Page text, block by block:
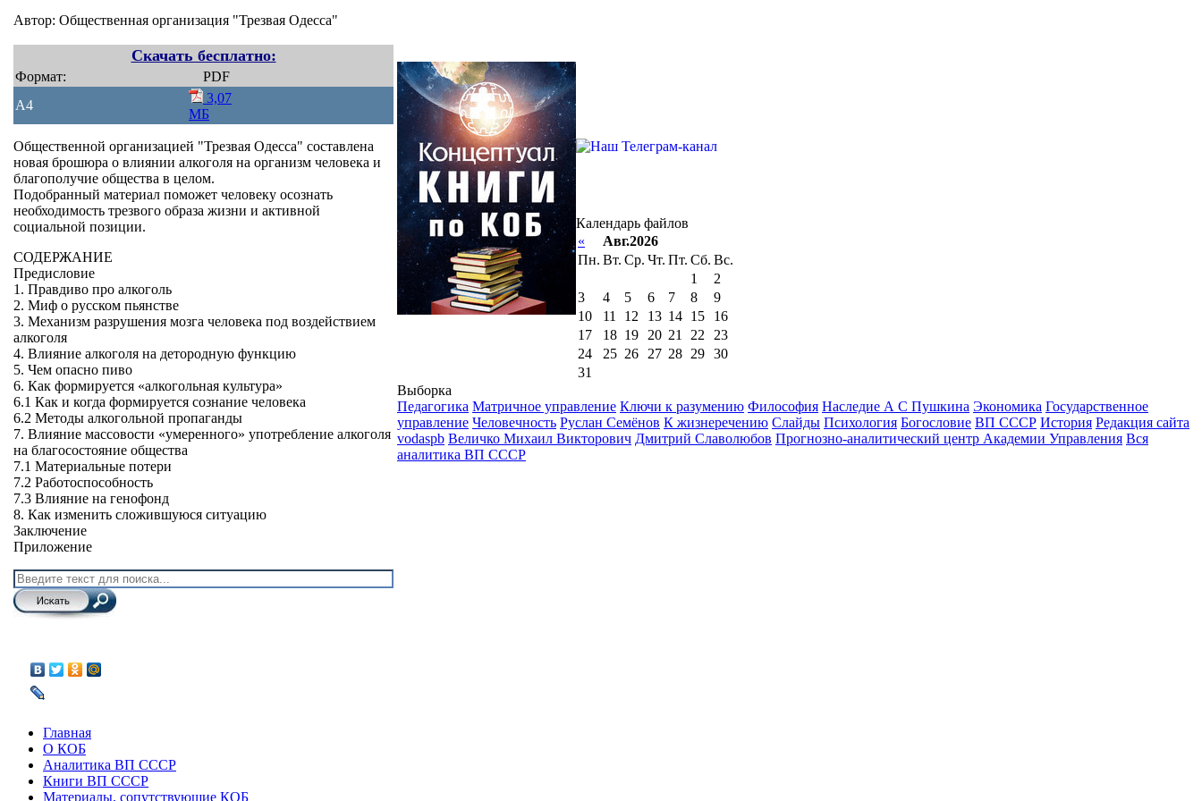
Автор: Общественная организация "Трезвая Одесса"
Скачать бесплатно:
Формат:
PDF
A4
3,07
МБ
Общественной организацией "Трезвая Одесса" составлена
новая брошюра о влиянии алкоголя на организм человека и
благополучие общества в целом.
Подобранный материал поможет человеку осознать
необходимость трезвого образа жизни и активной
социальной позиции.
СОДЕРЖАНИЕ
Предисловие
1. Правдиво про алкоголь
2. Миф о русском пьянстве
3. Механизм разрушения мозга человека под воздействием
алкоголя
4. Влияние алкоголя на детородную функцию
5. Чем опасно пиво
6. Как формируется «алкогольная культура»
6.1 Как и когда формируется сознание человека
6.2 Методы алкогольной пропаганды
7. Влияние массовости «умеренного» употребление алкоголя
на благосостояние общества
7.1 Материальные потери
7.2 Работоспособность
7.3 Влияние на генофонд
8. Как изменить сложившуюся ситуацию
Заключение
Приложение
Календарь файлов
«
Авг.2026
Пн. Вт. Ср. Чт. Пт. Сб. Вс.
1
2
3
4 5 6 7 8
9
10
11 12 13 14 15
16
17
18 19 20 21 22
23
24
25 26 27 28 29 30
31
Выборка
Педагогика Матричное управление Ключи к разумению Философия Наследие А С Пушкина Экономика Государственное
управление Человечность Руслан Семёнов К жизнеречению Слайды Психология Богословие ВП СССР История Редакция сайта
vodaspb Величко Михаил Викторович Дмитрий Славолюбов Прогнозно-аналитический центр Академии Управления Вся
аналитика ВП СССР
Главная
О КОБ
Аналитика ВП СССР
Книги ВП СССР
Материалы, сопутствующие КОБ